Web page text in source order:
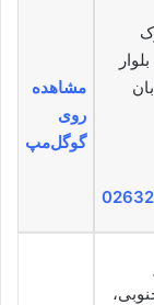
مشاهده
روی
گوگل‌مپ